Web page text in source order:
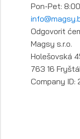
Pon-Pet:
Odgovorit
Magsy s.r.o.
Holešovská
763 16
Company ID: